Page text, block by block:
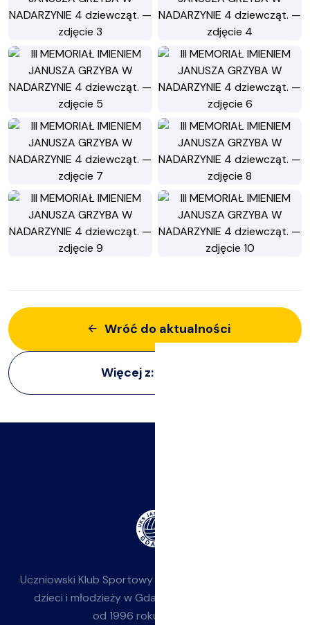
Wróć do aktualności
Więcej z:
Uczniowski Klub Sportowy
dzieci i młodzieży w Gdańsku-Jasieniu. Działamy
od 1996 roku przy SP 85.